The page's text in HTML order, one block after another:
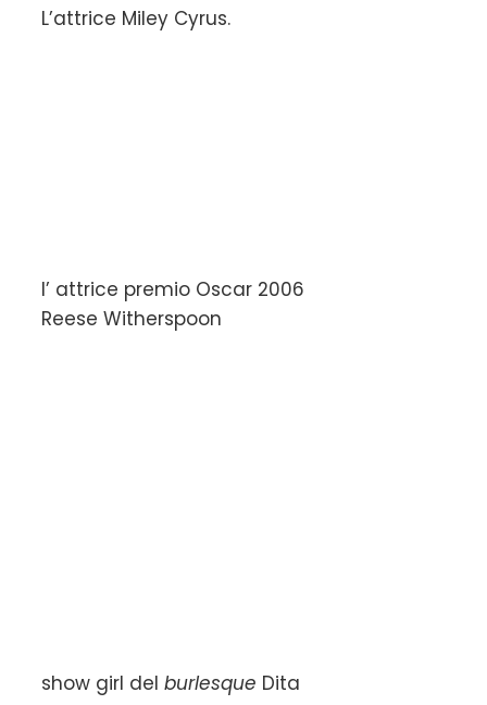
L’attrice Miley Cyrus.
l’ attrice premio Oscar 2006
Reese Witherspoon
show girl del burlesque Dita